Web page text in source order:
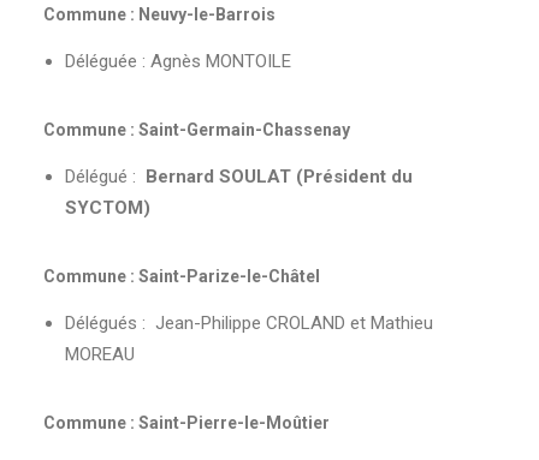
Commune : Neuvy-le-Barrois
Déléguée : Agnès MONTOILE
Commune : Saint-Germain-Chassenay
Délégué : Bernard SOULAT (Président du
SYCTOM)
Commune : Saint-Parize-le-Châtel
Délégués : Jean-Philippe CROLAND et Mathieu
MOREAU
Commune : Saint-Pierre-le-Moûtier